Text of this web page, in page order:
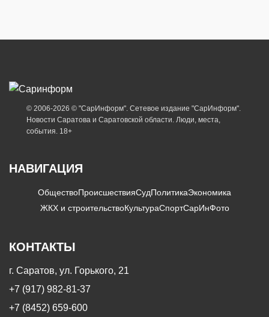
© 2006-2026 © "СарИнформ". Сетевое издание "СарИнформ".
Новости Саратова и Саратовской области. Люди, места,
события. 18+
НАВИГАЦИЯ
ОбществоПроисшествияСудПолитикаЭкономика
ЖКХ и строительствоКультураСпортСарИнФото
КОНТАКТЫ
г. Саратов, ул. Горького, 21
+7 (917) 982-81-37
+7 (8452) 659-600